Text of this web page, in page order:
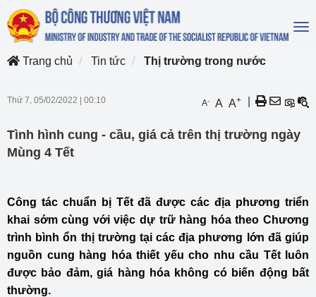
Trang chủ
Tin tức Thị trường trong nước
Thứ 7, 05/02/2022 00:10 A- A A+
Tình hình cung - cầu, giá cả trên thị trường ngày
Mùng 4 Tết
Công tác chuẩn bị Tết đã được các địa phương triển
khai sớm cùng với việc dự trữ hàng hóa theo Chương
trình bình ổn thị trường tại các địa phương lớn đã giúp
nguồn cung hàng hóa thiết yếu cho nhu cầu Tết luôn
được bảo đảm, giá hàng hóa không có biến động bất
thường.